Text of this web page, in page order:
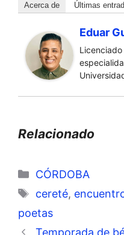
Acerca de Últimas
Eduar
Relacionado
Categorías
CÓRDOBA
Etiquetas
cereté,
poetas
Temporada de